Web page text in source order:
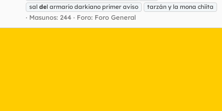
sal del armario darkiano primer aviso tarzán y la mona chiíta
Masunos: 244 Foro: Foro General